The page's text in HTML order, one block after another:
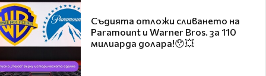
Съдията отложи сливането на
Paramount и Warner Bros. за 110
милиарда долара!😯💥